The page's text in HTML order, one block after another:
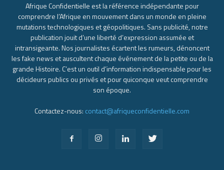
Afrique Confidentielle est la référence indépendante pour
comprendre l’Afrique en mouvement dans un monde en pleine
mutations technologiques et géopolitiques. Sans publicité, notre
publication jouit d’une liberté d’expression assumée et
intransigeante. Nos journalistes écartent les rumeurs, dénoncent
les fake news et auscultent chaque événement de la petite ou de la
grande Histoire. C’est un outil d’information indispensable pour les
décideurs publics ou privés et pour quiconque veut comprendre
son époque.
Contactez-nous: contact@afriqueconfidentielle.com